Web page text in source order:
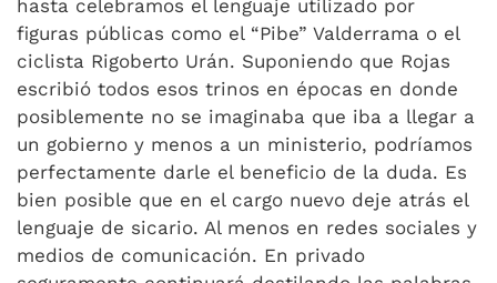
hasta celebramos el lenguaje utilizado por
figuras públicas como el “Pibe” Valderrama o el
ciclista Rigoberto Urán. Suponiendo que Rojas
escribió todos esos trinos en épocas en donde
posiblemente no se imaginaba que iba a llegar a
un gobierno y menos a un ministerio, podríamos
perfectamente darle el beneficio de la duda. Es
bien posible que en el cargo nuevo deje atrás el
lenguaje de sicario. Al menos en redes sociales y
medios de comunicación. En privado